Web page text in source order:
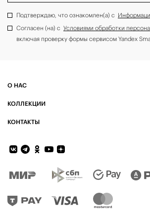
Подтверждаю, что ознакомлен(а) с
Согласен (на) с Условиями обработки
включая проверку формы сервисом Yandex
О НАС
КОЛЛЕКЦИИ
КОНТАКТЫ